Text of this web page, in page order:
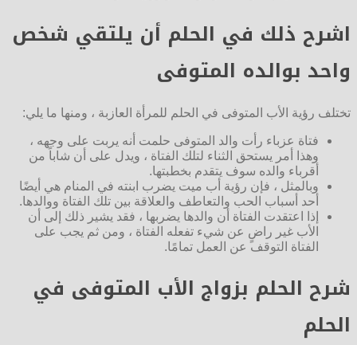
اشرح ذلك في الحلم أن يلتقي شخص
واحد بوالده المتوفى
تختلف رؤية الأب المتوفى في الحلم للمرأة العازبة ، ومنها ما يلي:
فتاة عزباء رأت والد المتوفى حلمت أنه يربت على وجهه ،
وهذا أمر يستحق الثناء لتلك الفتاة ، ويدل على أن شاباً من
أقرباء والده سوف يتقدم بخطبتها.
وبالمثل ، فإن رؤية أب ميت يضرب ابنته في المنام هي أيضًا
أحد أسباب الحب والتعاطف والعلاقة بين تلك الفتاة ووالدها.
إذا اعتقدت الفتاة أن والدها يضربها ، فقد يشير ذلك إلى أن
الأب غير راضٍ عن شيء تفعله الفتاة ، ومن ثم يجب على
الفتاة التوقف عن العمل تمامًا.
شرح الحلم بزواج الأب المتوفى في
الحلم